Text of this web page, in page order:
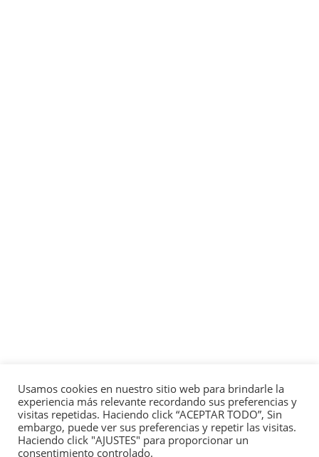
Usamos cookies en nuestro sitio web para brindarle la
experiencia más relevante recordando sus preferencias y
visitas repetidas. Haciendo click “ACEPTAR TODO”, Sin
embargo, puede ver sus preferencias y repetir las visitas.
Haciendo click "AJUSTES" para proporcionar un
consentimiento controlado.